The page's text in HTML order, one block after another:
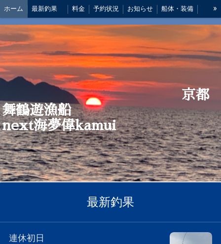
ホーム 最新釣果 料金 予約状況 お知らせ 船体・装備
船長 あいさつ アクセス 仕掛け
»
京都
舞鶴遊漁船
next海夢偉kamui
最新釣果
連休初日